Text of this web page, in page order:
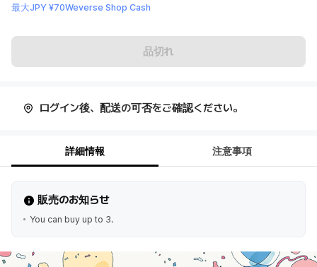
最大JPY ¥70Weverse Shop Cash
品切れ
ログイン後、配送の可否をご確認ください。
詳細情報 注意事項
販売のお知らせ
You can buy up to 3.